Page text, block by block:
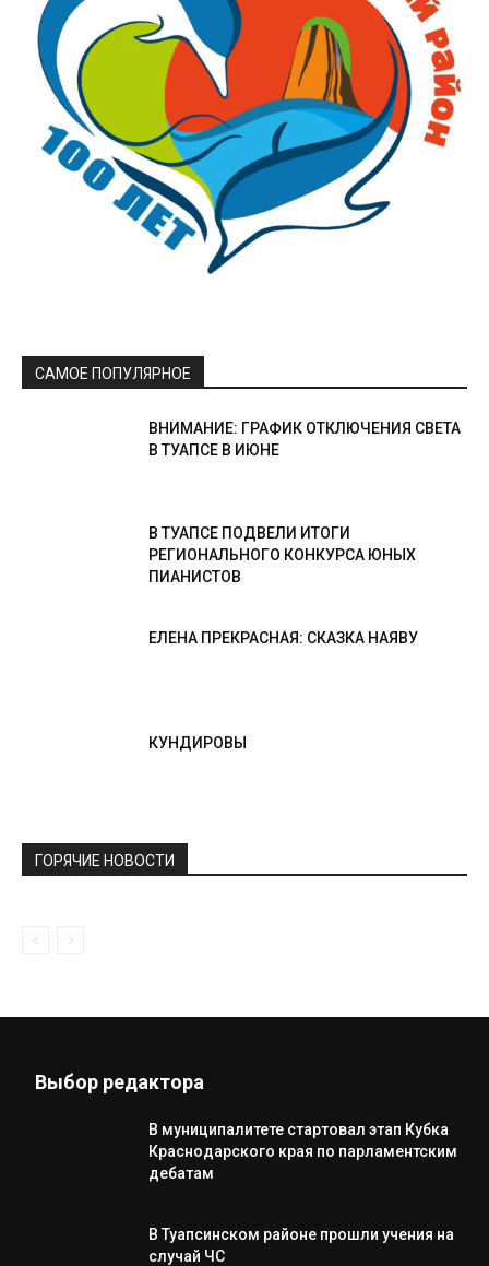
САМОЕ ПОПУЛЯРНОЕ
ВНИМАНИЕ: ГРАФИК ОТКЛЮЧЕНИЯ СВЕТА
В ТУАПСЕ В ИЮНЕ
В ТУАПСЕ ПОДВЕЛИ ИТОГИ
РЕГИОНАЛЬНОГО КОНКУРСА ЮНЫХ
ПИАНИСТОВ
ЕЛЕНА ПРЕКРАСНАЯ: СКАЗКА НАЯВУ
КУНДИРОВЫ
ГОРЯЧИЕ НОВОСТИ
Выбор редактора
В муниципалитете стартовал этап Кубка
Краснодарского края по парламентским
дебатам
В Туапсинском районе прошли учения на
случай ЧС